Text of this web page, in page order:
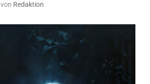
von Redaktion